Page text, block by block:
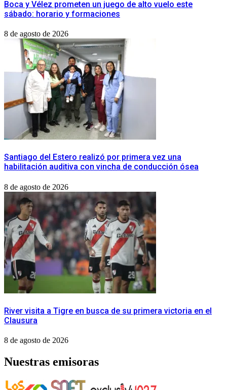
Boca y Vélez prometen un juego de alto vuelo este
sábado: horario y formaciones
8 de agosto de 2026
​Santiago del Estero realizó por primera vez una
habilitación auditiva con vincha de conducción ósea
8 de agosto de 2026
River visita a Tigre en busca de su primera victoria en el
Clausura
8 de agosto de 2026
Nuestras emisoras